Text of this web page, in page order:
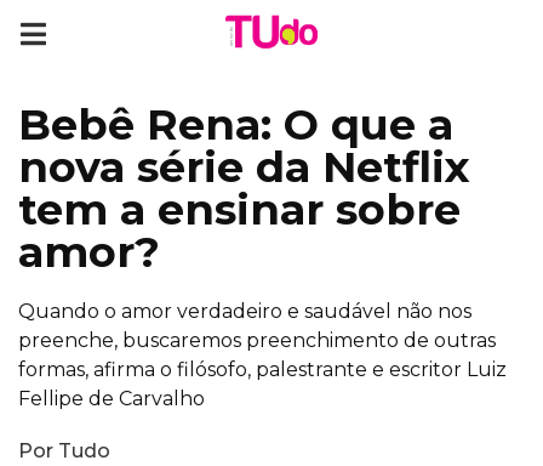
Bebê Rena: O que a
nova série da Netflix
tem a ensinar sobre
amor?
Quando o amor verdadeiro e saudável não nos
preenche, buscaremos preenchimento de outras
formas, afirma o filósofo, palestrante e escritor Luiz
Fellipe de Carvalho
Por Tudo